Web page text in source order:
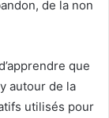
de la non
que
autour de la
utilisés pour